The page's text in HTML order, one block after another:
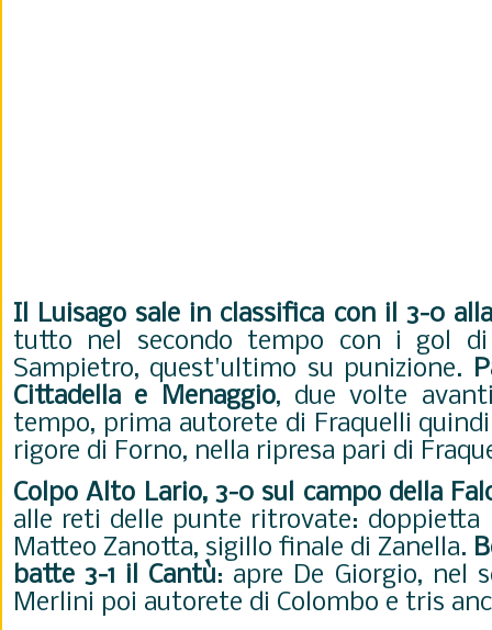
Il Luisago sale in classifica con il 3-0
tutto nel secondo tempo con i gol di
Sampietro, quest'ultimo su punizione.
Cittadella e Menaggio, due volte
tempo, prima autorete di Fraquelli
rigore di Forno, nella ripresa pari di
Colpo Alto Lario, 3-0 sul campo della
alle reti delle punte ritrovate:
Matteo Zanotta, sigillo finale di Zanella.
batte 3-1 il Cantù: apre De Giorgio, nel
Merlini poi autorete di Colombo e tris